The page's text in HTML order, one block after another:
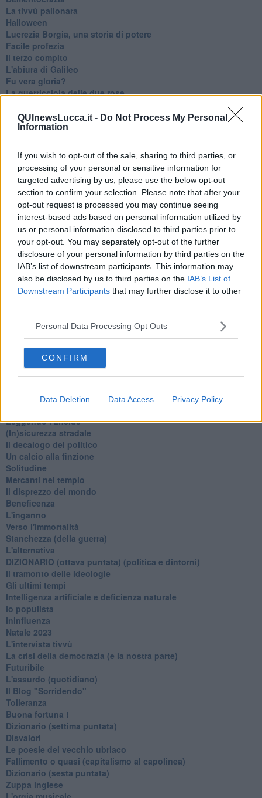
QUInewsLucca.it - Do Not Process My Personal
Information
If you wish to opt-out of the sale, sharing to third parties, or
processing of your personal or sensitive information for
targeted advertising by us, please use the below opt-out
section to confirm your selection. Please note that after your
opt-out request is processed you may continue seeing
interest-based ads based on personal information utilized by
us or personal information disclosed to third parties prior to
your opt-out. You may separately opt-out of the further
disclosure of your personal information by third parties on the
IAB’s list of downstream participants. This information may
also be disclosed by us to third parties on the IAB’s List of
Downstream Participants that may further disclose it to other
Personal Data Processing Opt Outs
CONFIRM
Data Deletion Data Access Privacy Policy
La tivvù pallonara
Halloween
​Lucrezia Borgia, una storia di potere
Facile profezia
Il terzo compito
L'abiura di Galileo
Fu vera gloria?
La guerricciola delle due rose
Alla fermata dell'autobus
La repressione sessuale per sentito dire
Foto storica
Esequie solenni
Nostalgia del sangue blu
Teste calde
Non avere e non essere
Armiamoci e... avviatevi
Da Capodanno a Carnevale
Schizzi di fango
Sor-riso amaro
Fine anno al ristorante
La festa di Capodanno
Natale 2024
Re e regnanti
Una performance
Il compagno
​Io (allo specchio)
Tramonto
Passato, presente, futuro
Il giorno dei saldi
Leggendo l'Eneide
​(In)sicurezza stradale
Il decalogo del politico
Un calcio alla finzione
Solitudine
Mercanti nel tempio
Il disprezzo del mondo
Beneficenza
L'inganno
Verso l'immortalità
Stanchezza (della guerra)
L'alternativa
​DIZIONARIO (ottava puntata) (politica e dintorni)
Il tramonto delle ideologie
Gli ultimi tempi
Intelligenza artificiale e deficienza naturale
Io populista
Ininfluenza
Natale 2023
L'intervista tivvù
La crisi della democrazia (e la nostra parte)
Futuribile
L'assurdo (quotidiano)
Il Blog "Sorridendo"
Tolleranza
Buona fortuna !
​Dizionario (settima puntata)
Disvalori
Le poesie del vecchio ubriaco
Fallimento o quasi (capitalismo al capolinea)
Dizionario (sesta puntata)
Zuppa inglese